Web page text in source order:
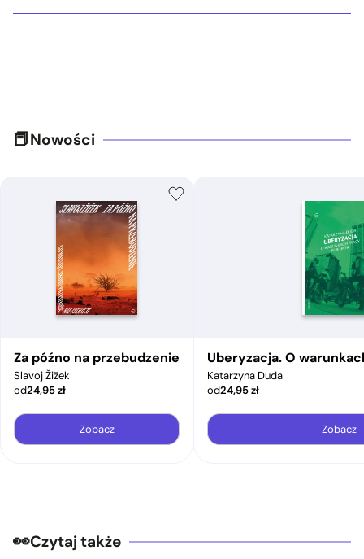
Nowości
Za późno na przebudzenie
Slavoj Žižek
od24,95zł
Zobacz
Uberyzacja. O
Katarzyna Duda
od24,95zł
Zobacz
Czytaj także